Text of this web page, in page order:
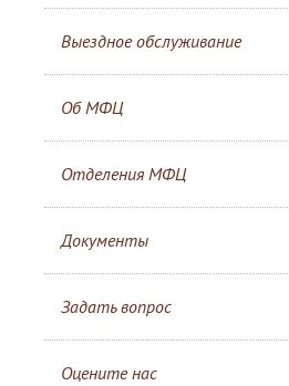
Выездное обслуживание
Об МФЦ
Отделения МФЦ
Документы
Задать вопрос
Оцените нас